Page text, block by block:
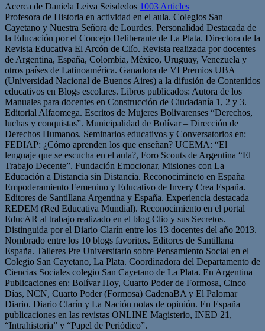
Acerca de Daniela Leiva Seisdedos 1003 Articles
Profesora de Historia en actividad en el aula. Colegios San
Cayetano y Nuestra Señora de Lourdes. Personalidad Destacada de
la Educación por el Concejo Deliberante de La Plata. Directora de la
Revista Educativa El Arcón de Clío. Revista realizada por docentes
de Argentina, España, Colombia, México, Uruguay, Venezuela y
otros países de Latinoamérica. Ganadora de VI Premios UBA
(Universidad Nacional de Buenos Aires) a la difusión de Contenidos
educativos en Blogs escolares. Libros publicados: Autora de los
Manuales para docentes en Construcción de Ciudadanía 1, 2 y 3.
Editorial Alfaomega. Escritos de Mujeres Bolivarenses “Derechos,
luchas y conquistas”. Municipalidad de Bolívar – Dirección de
Derechos Humanos. Seminarios educativos y Conversatorios en:
FEDIAP: ¿Cómo aprenden los que enseñan? UCEMA: “El
lenguaje que se escucha en el aula?, Foro Scouts de Argentina “El
Trabajo Decente”. Fundación Emocionar, Misiones con La
Educación a Distancia sin Distancia. Reconocimineto en España
Empoderamiento Femenino y Educativo de Invery Crea España.
Editores de Santillana Argentina y España. Experiencia destacada
REDEM (Red Educativa Mundial). Reconocimiento en el portal
EducAR al trabajo realizado en el blog Clio y sus Secretos.
Distinguida por el Diario Clarín entre los 13 docentes del año 2013.
Nombrado entre los 10 blogs favoritos. Editores de Santillana
España. Talleres Pre Universitario sobre Pensamiento Social en el
Colegio San Cayetano, La Plata. Coordinadora del Departamento de
Ciencias Sociales colegio San Cayetano de La Plata. En Argentina
Publicaciones en: Bolívar Hoy, Cuarto Poder de Formosa, Cinco
Días, NCN, Cuarto Poder (Formosa) CadenaBA y El Palomar
Diario. Diario Clarín y La Nación notas de opinión. En España
publicaciones en las revistas ONLINE Magisterio, INED 21,
“Intrahistoria” y “Papel de Periódico”.